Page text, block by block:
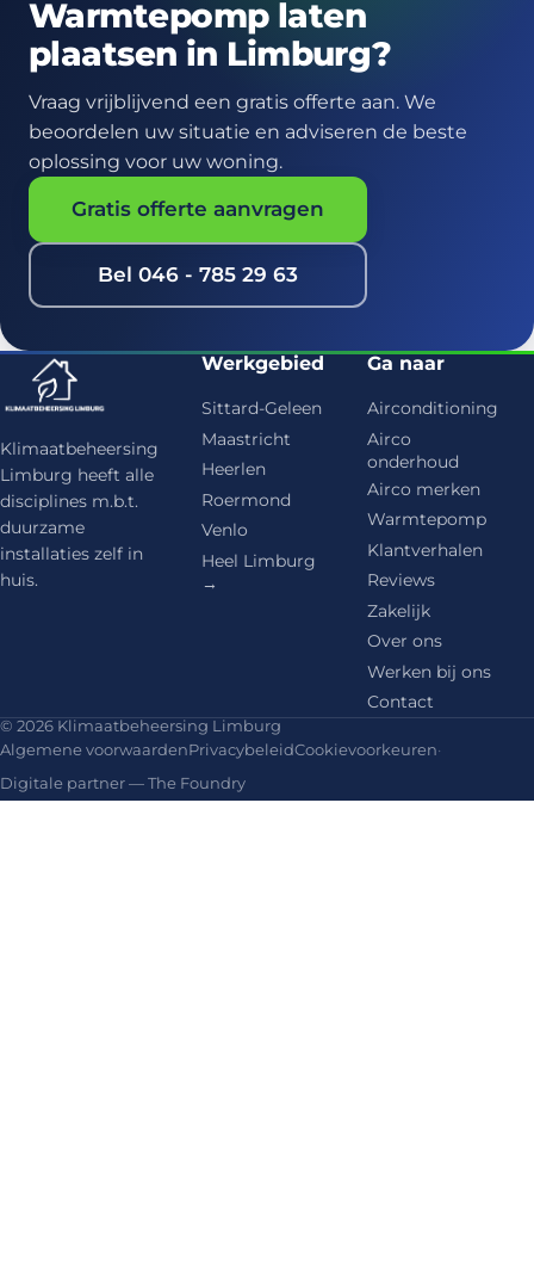
en de levensduur lang.
Warmtepomp laten
plaatsen in Limburg?
Vraag vrijblijvend een gratis offerte aan. We
beoordelen uw situatie en adviseren de beste
oplossing voor uw woning.
Gratis offerte aanvragen
Bel 046 - 785 29 63
Klimaatbeheersing
Limburg heeft alle
disciplines m.b.t.
duurzame
installaties zelf in
huis.
Werkgebied
Sittard-Geleen
Maastricht
Heerlen
Roermond
Venlo
Heel Limburg
→
Ga naar
Airconditioning
Airco
onderhoud
Airco merken
Warmtepomp
Klantverhalen
Reviews
Zakelijk
Over ons
Werken bij ons
Contact
© 2026 Klimaatbeheersing Limburg
Algemene voorwaardenPrivacybeleidCookievoorkeuren·
Digitale partner — The Foundry